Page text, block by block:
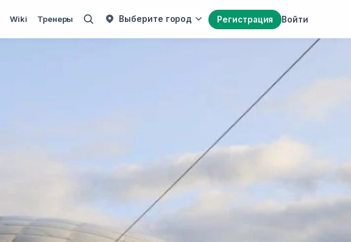
Wiki Тренеры Регистрация Войти
Выберите город